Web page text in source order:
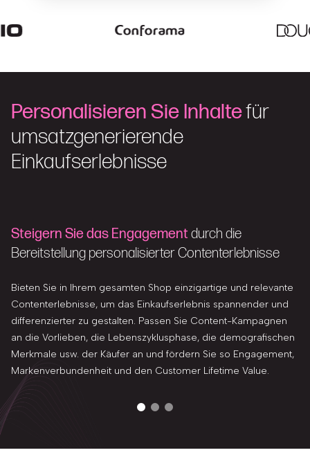
Personalisieren Sie Inhaltefür
umsatzgenerierende
Einkaufserlebnisse
Steigern Sie das Engagement durch die
Bereitstellung personalisierter Contenterlebnisse
Bieten Sie in Ihrem gesamten Shop einzigartige und relevante
Contenterlebnisse, um das Einkaufserlebnis spannender und
differenzierter zu gestalten. Passen Sie Content-Kampagnen
an die Vorlieben, die Lebenszyklusphase, die demografischen
Merkmale usw. der Käufer an und fördern Sie so Engagement,
Markenverbundenheit und den Customer Lifetime Value.